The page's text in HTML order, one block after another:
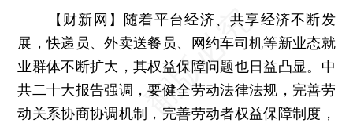
【财新网】 随着平台经济、共享经济不断发
展，快递员、外卖送餐员、网约车司机等新业态就
业群体不断扩大，其权益保障问题也日益凸显。中
共二十大报告强调，要健全劳动法律法规，完善劳
动关系协商协调机制，完善劳动者权益保障制度，